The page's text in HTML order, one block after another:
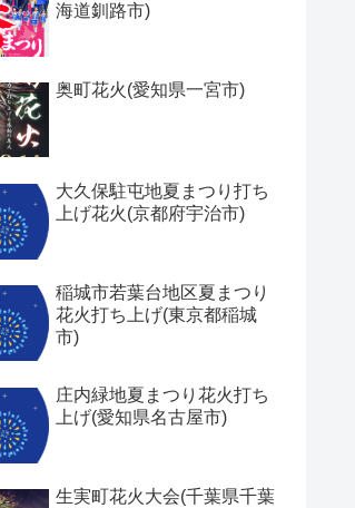
海道釧路市)
奥町花火(愛知県一宮市)
大久保駐屯地夏まつり打ち
上げ花火(京都府宇治市)
稲城市若葉台地区夏まつり
花火打ち上げ(東京都稲城
市)
庄内緑地夏まつり花火打ち
上げ(愛知県名古屋市)
生実町花火大会(千葉県千葉